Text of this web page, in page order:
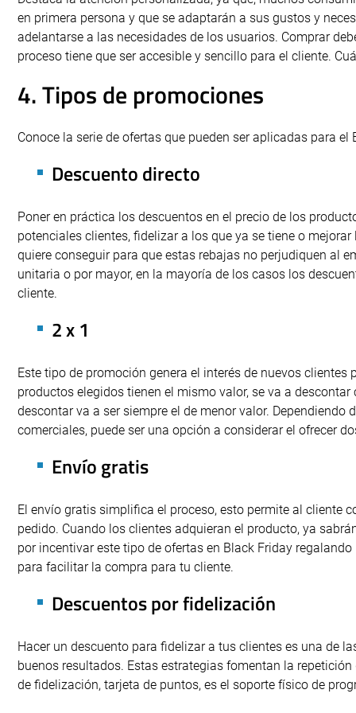
en primera persona y que se adaptarán a sus gustos y
adelantarse a las necesidades de los usuarios. Comprar
proceso tiene que ser accesible y sencillo para el cliente.
4. Tipos de promociones
Conoce la serie de ofertas que pueden ser aplicadas para el
Descuento directo
Poner en práctica los descuentos en el precio de los
potenciales clientes, fidelizar a los que ya se tiene o
quiere conseguir para que estas rebajas no perjudiquen al
unitaria o por mayor, en la mayoría de los casos los
cliente.
2 x 1
Este tipo de promoción genera el interés de nuevos
productos elegidos tienen el mismo valor, se va a
descontar va a ser siempre el de menor valor.
comerciales, puede ser una opción a considerar el ofrecer
Envío gratis
El envío gratis simplifica el proceso, esto permite al cliente
pedido. Cuando los clientes adquieran el producto, ya
por incentivar este tipo de ofertas en Black Friday
para facilitar la compra para tu cliente.
Descuentos por fidelización
Hacer un descuento para fidelizar a tus clientes es una de
buenos resultados. Estas estrategias fomentan la
de fidelización, tarjeta de puntos, es el soporte físico de